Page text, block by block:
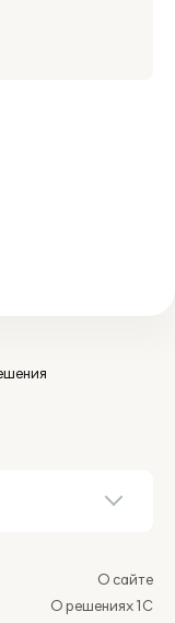
О сайте
О решениях 1С